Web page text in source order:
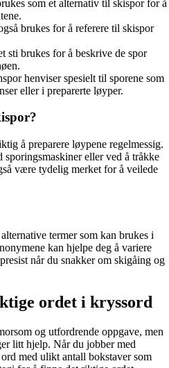
som et alternativ til skispor for å
brukes for å referere til skispor
sti brukes for å beskrive de spor
henviser spesielt til sporene som
eller i preparerte løyper.
å preparere løypene regelmessig.
eller ved å tråkke
være tydelig merket for å veilede
termer som kan brukes i
kan hjelpe deg å variere
når du snakker om skigåing og
ordet i kryssord
og utfordrende oppgave, men
litt hjelp. Når du jobber med
med ulikt antall bokstaver som